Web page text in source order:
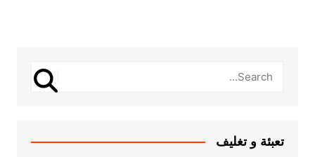
تعبئة و تغليف